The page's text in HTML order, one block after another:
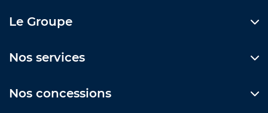
Le Groupe
Nos services
Nos concessions